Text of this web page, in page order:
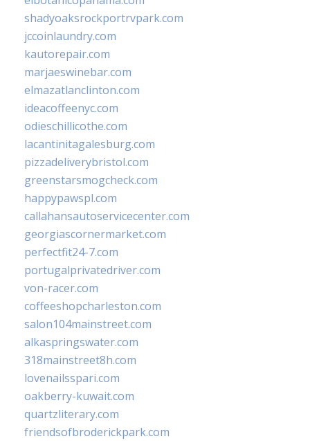
shadyoaksrockportrvpark.com
jccoinlaundry.com
kautorepair.com
marjaeswinebar.com
elmazatlanclinton.com
ideacoffeenyc.com
odieschillicothe.com
lacantinitagalesburg.com
pizzadeliverybristol.com
greenstarsmogcheck.com
happypawspl.com
callahansautoservicecenter.com
georgiascornermarket.com
perfectfit24-7.com
portugalprivatedriver.com
von-racer.com
coffeeshopcharleston.com
salon104mainstreet.com
alkaspringswater.com
318mainstreet8h.com
lovenailsspari.com
oakberry-kuwait.com
quartzliterary.com
friendsofbroderickpark.com